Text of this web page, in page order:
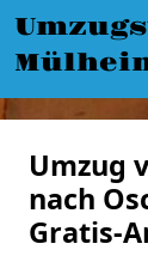
Umzug
nach
Gratis-